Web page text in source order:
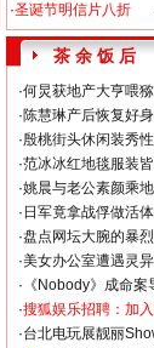
·圣诞节明信片八折
茶 余 饭 后
·何炅获地产大亨喂
·陈慧琳产后恢复好
·殷桃街头休闲装秀
·范冰冰红地毯服装
·姚晨与老公素颜乘
· 日军竟拿战俘做活
·盘点网坛大腕的暴
·美女办公室遭遇灵
· 《Nobody》成命案
·搜狐娱乐招聘：加入
·台北电玩展靓丽